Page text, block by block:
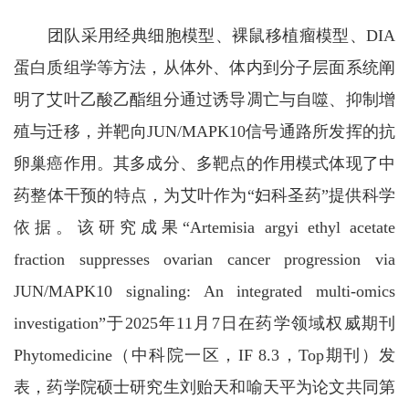
团队采用经典细胞模型、裸鼠移植瘤模型、 DIA
蛋白质组学等方法，从体外、体内到分子层面系统阐
明了艾叶乙酸乙酯组分通过诱导凋亡与自噬、抑制增
殖与迁移，并靶向JUN/MAPK10信号通路所发挥的抗
卵巢癌作用。其多成分、多靶点的作用模式体现了中
药整体干预的特点，为艾叶作为“妇科圣药”提供科学
依据。该研究成果“Artemisia argyi ethyl acetate
fraction suppresses ovarian cancer progression via
JUN/MAPK10 signaling: An integrated multi-omics
investigation”于2025年11月7日在药学领域权威期刊
Phytomedicine（中科院一区，IF 8.3，Top期刊）发
表，药学院硕士研究生刘贻天和喻天平为论文共同第